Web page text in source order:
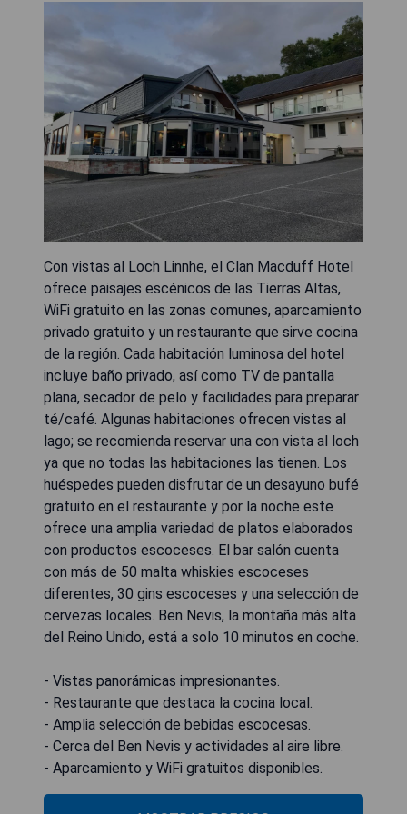
Con vistas al Loch Linnhe, el Clan Macduff Hotel
ofrece paisajes escénicos de las Tierras Altas,
WiFi gratuito en las zonas comunes, aparcamiento
privado gratuito y un restaurante que sirve cocina
de la región. Cada habitación luminosa del hotel
incluye baño privado, así como TV de pantalla
plana, secador de pelo y facilidades para preparar
té/café. Algunas habitaciones ofrecen vistas al
lago; se recomienda reservar una con vista al loch
ya que no todas las habitaciones las tienen. Los
huéspedes pueden disfrutar de un desayuno bufé
gratuito en el restaurante y por la noche este
ofrece una amplia variedad de platos elaborados
con productos escoceses. El bar salón cuenta
con más de 50 malta whiskies escoceses
diferentes, 30 gins escoceses y una selección de
cervezas locales. Ben Nevis, la montaña más alta
del Reino Unido, está a solo 10 minutos en coche.
- Vistas panorámicas impresionantes.
- Restaurante que destaca la cocina local.
- Amplia selección de bebidas escocesas.
- Cerca del Ben Nevis y actividades al aire libre.
- Aparcamiento y WiFi gratuitos disponibles.